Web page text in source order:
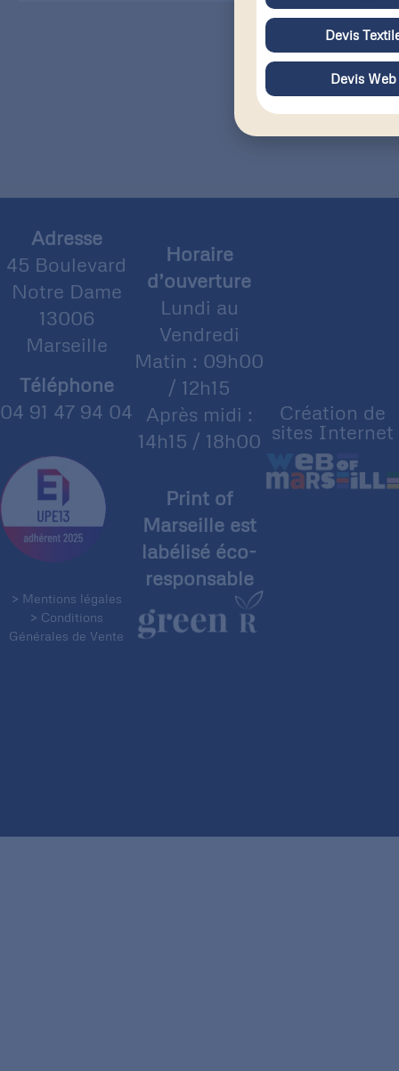
Adresse
45 Boulevard
Notre Dame
13006
Marseille
Téléphone
04 91 47 94 04
> Mentions légales
> Conditions
Générales de Vente
Horaire
d’ouverture
Lundi au
Vendredi
Matin : 09h00
/ 12h15
Après midi :
14h15 / 18h00
Print of
Marseille est
labélisé éco-
responsable
Création de
sites Internet
Devis
Devis Web